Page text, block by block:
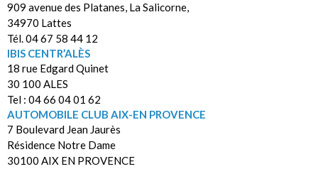
909 avenue des Platanes, La Salicorne,
34970 Lattes
Tél. 04 67 58 44 12
IBIS CENTR’ALÈS
18 rue Edgard Quinet
30 100 ALES
Tel : 04 66 04 01 62
AUTOMOBILE CLUB AIX-EN PROVENCE
7 Boulevard Jean Jaurès
Résidence Notre Dame
30100 AIX EN PROVENCE